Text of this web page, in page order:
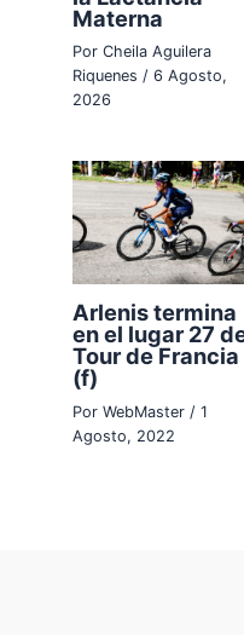
Materna
PorCheila Aguilera
Riquenes/6 Agosto,
2026
Arlenis termina
en el lugar 27
Tour de Francia
(f)
PorWebMaster /1
Agosto, 2022